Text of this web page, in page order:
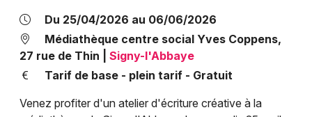
Grands événements
Activité & Expérience
Manifestations
Foires & salons
Lyon
Du 25/04/2026 au 06/06/2026
Médiathèque centre social Yves Coppens,
27 rue de Thin
Signy-l'Abbaye
Tarif de base - plein tarif - Gratuit
Venez profiter d'un atelier d'écriture créative à la